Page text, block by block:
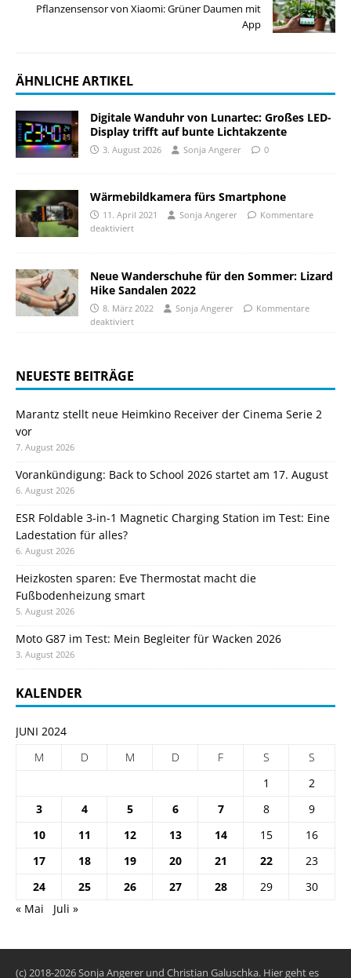
Pflanzensensor von Xiaomi: Grüner Daumen mit
App
ÄHNLICHE ARTIKEL
Digitale Wanduhr von Lunartec: Großes LED-
Display trifft auf bunte Lichtakzente
3. August 2026 Sonja Angerer 0
Wärmebildkamera fürs Smartphone
11. April 2021 Sonja Angerer
Kommentare
deaktiviert
Neue Wanderschuhe für den Sommer: Lizard
Hike Sandalen 2022
8. März 2022 Sonja Angerer
Kommentare
deaktiviert
NEUESTE BEITRÄGE
Marantz stellt neue Heimkino Receiver der Cinema Serie 2
vor
7. August 2026
Vorankündigung: Back to School 2026 startet am 17. August
6. August 2026
ESR Foldable 3-in-1 Magnetic Charging Station im Test: Eine
Ladestation für alles?
6. August 2026
Heizkosten sparen: Eve Thermostat macht die
Fußbodenheizung smart
5. August 2026
Moto G87 im Test: Mein Begleiter für Wacken 2026
3. August 2026
KALENDER
JUNI 2024
M
D M D F S
S
1
2
3
4 5 6 7 8
9
10
11 12 13 14 15
16
17
18 19 20 21 22
23
24
25 26 27 28 29
30
« Mai
Juli »
(c) 2018-2026 Sonja Angerer und Christian Galuschka. Hier geht es